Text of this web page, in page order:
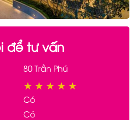
để tư vấn
80 Trần Phú
★ ★ ★ ★ ★
Có
Có